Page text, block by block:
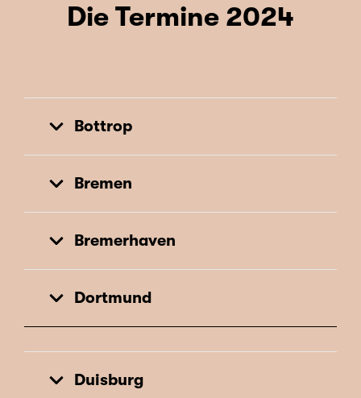
Die Termine 2024
Bottrop
Bremen
Bremerhaven
Dortmund
Duisburg